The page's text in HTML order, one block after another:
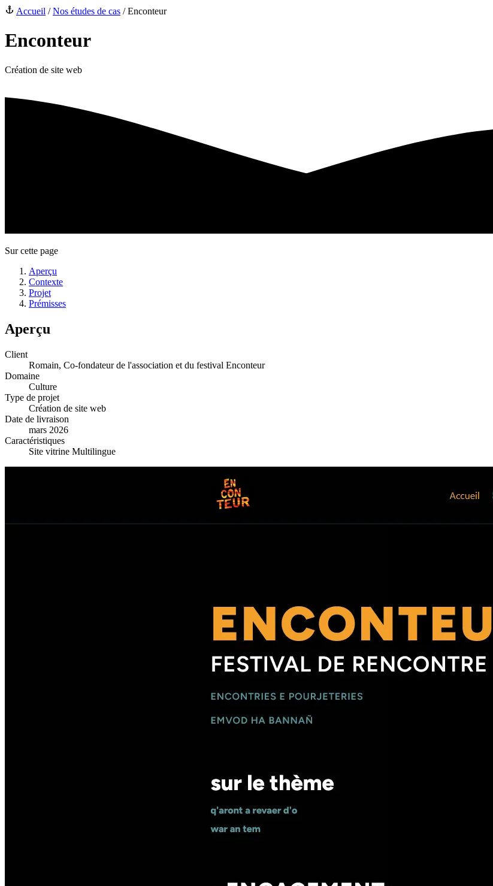
Accueil /Nos études de cas /Enconteur
Enconteur
Création de site web
Sur cette page
Aperçu
Contexte
Projet
Prémisses
Aperçu
Client
Romain, Co-fondateur de l'association et du festival Enconteur
Domaine
Culture
Type de projet
Création de site web
Date de livraison
mars 2026
Caractéristiques
Site vitrine Multilingue